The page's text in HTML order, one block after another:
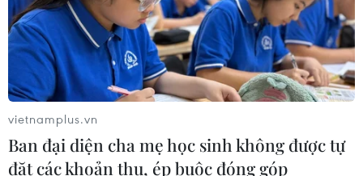
bào gốc trong khám chữa bệnh, làm
đẹp
07/08/2026 03:03
Thắp lên hy vọng cho bệnh nhân
nghèo từ 'phòng khám 0 đồng' ở An
Giang
vietnamplus.vn
Ban đại diện cha mẹ học sinh không được tự
đặt các khoản thu, ép buộc đóng góp